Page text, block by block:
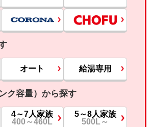
オート 給湯専用
ク容量）から探す
4～7人家族
400～460L
5～8人家族
500L～